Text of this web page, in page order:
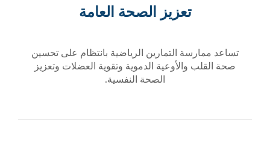
تعزيز الصحة العامة
تساعد ممارسة التمارين الرياضية بانتظام على تحسين
صحة القلب والأوعية الدموية وتقوية العضلات وتعزيز
الصحة النفسية.